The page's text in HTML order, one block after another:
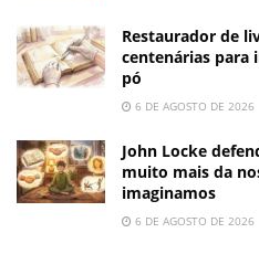
Restaurador de
centenárias para
pó
6 DE AGOSTO DE 2026
John Locke
muito mais da
imaginamos
6 DE AGOSTO DE 2026